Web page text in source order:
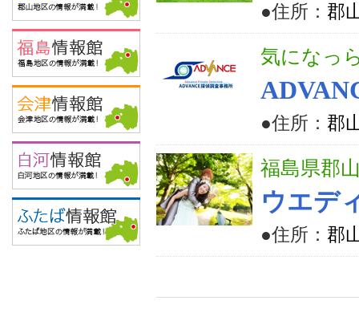
●住所： 郡
気になっ
●住所： 郡
福島県郡
ウエデ
●住所： 郡